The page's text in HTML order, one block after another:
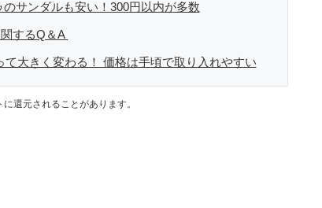
サンダルも安い！300円以内が多数
するQ＆A
大きく変わる！ 価格は手頃で取り入れやすい
還元されることがあります。